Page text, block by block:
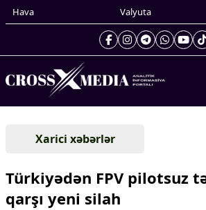
Hava Valyuta
Gündəm
Xarici xəbərlər
Cənubi Qafqaz
Xarici xəbərlər
Türkiyədən FPV pilotsuz
qarşı yeni silah